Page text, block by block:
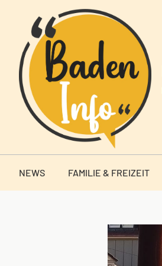
springen
NEWS FAMILIE & FREIZEIT